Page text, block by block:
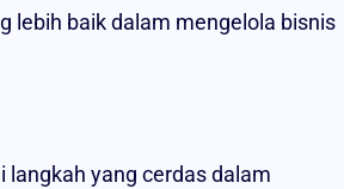
lebih baik dalam mengelola bisnis
yang cerdas dalam